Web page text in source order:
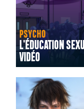
PSYCHO
L'ÉDUCATION
VIDÉO